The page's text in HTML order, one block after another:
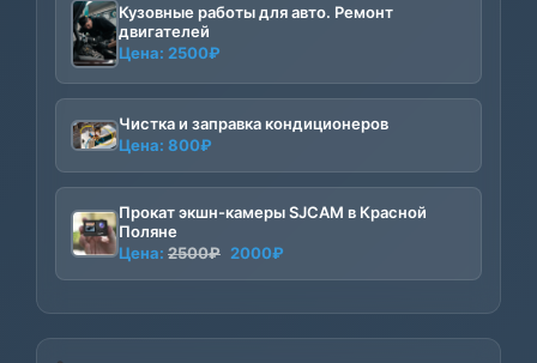
Кузовные работы для авто. Ремонт
двигателей
Цена: 2500₽
Чистка и заправка кондиционеров
Цена: 800₽
Прокат экшн-камеры SJCAM в Красной
Поляне
Цена: 2500₽ Первоначальная
2000₽